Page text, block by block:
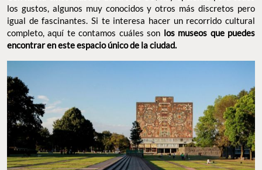
museosque cubren una amplia variedad de disciplinas, desde las
ciencias naturales y la tecnología hasta el arte contemporáneo.
Conhasta cinco museos dentro de CU, hay opciones para todos
los gustos, algunos muy conocidos y otros más discretos pero
encontrar en este espacio único de la ciudad.